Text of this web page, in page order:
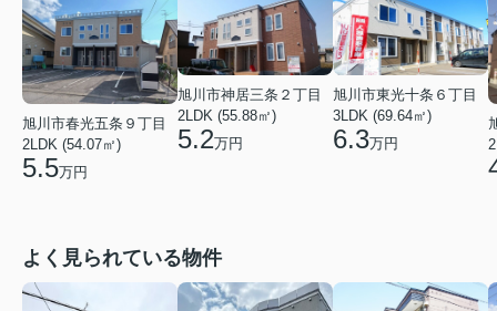
旭川市春光五条９丁目
2LDK (54.07㎡)
5.5万円
旭川市神居三条２丁目
2LDK (55.88㎡)
5.2万円
旭川市東光十条６丁目
3LDK (69.64㎡)
6.3万円
よく見られている物件